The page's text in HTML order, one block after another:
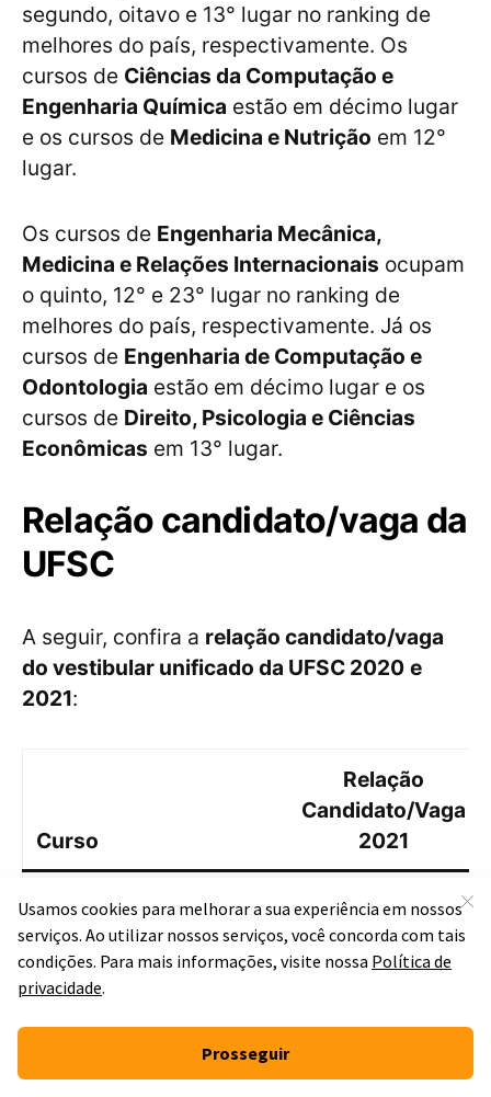
segundo, oitavo e 13° lugar no ranking de
melhores do país, respectivamente. Os
cursos de Ciências da Computação e
Engenharia Química estão em décimo lugar
e os cursos de Medicina e Nutrição em 12°
lugar.
Os cursos de Engenharia Mecânica,
Medicina e Relações Internacionais ocupam
o quinto, 12° e 23° lugar no ranking de
melhores do país, respectivamente. Já os
cursos de Engenharia de Computação e
Odontologia estão em décimo lugar e os
cursos de Direito, Psicologia e Ciências
Econômicas em 13° lugar.
Relação candidato/vaga da
UFSC
A seguir, confira a relação candidato/vaga
do vestibular unificado da UFSC 2020 e
2021:
Curso
Relação
Candidato/Vaga
2021
MEDICINA – DIURNO
(FLORIANÓPOLIS)
83,84
PSICOLOGIA – BEL/LIC
– DIURNO
(FLORIANÓPOLIS)